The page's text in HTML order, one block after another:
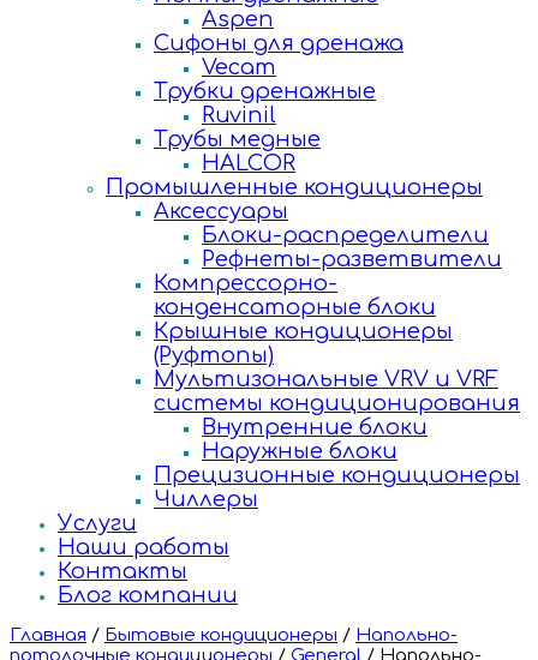
Aspen
Сифоны для дренажа
Vecam
Трубки дренажные
Ruvinil
Трубы медные
HALCOR
Промышленные кондиционеры
Аксессуары
Блоки-распределители
Рефнеты-разветвители
Компрессорно-
конденсаторные блоки
Крышные кондиционеры
(Руфтопы)
Мультизональные VRV и VRF
системы кондиционирования
Внутренние блоки
Наружные блоки
Прецизионные кондиционеры
Чиллеры
Услуги
Наши работы
Контакты
Блог компании
Главная / Бытовые кондиционеры / Напольно-
потолочные кондиционеры / General / Напольно-